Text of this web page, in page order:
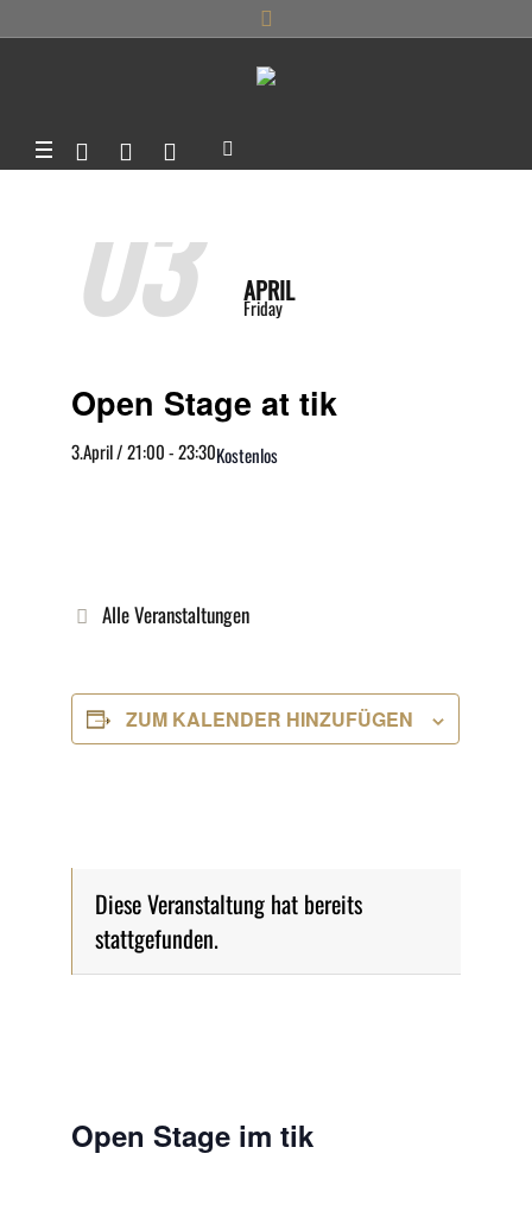
03 APRIL
Friday
Open Stage at tik
3.April / 21:00-23:30Kostenlos
Alle Veranstaltungen
ZUM KALENDER HINZUFÜGEN
Diese Veranstaltung hat bereits
stattgefunden.
Open Stage im tik